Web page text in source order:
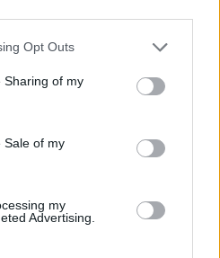
app uses one or more Google
behaviour. You may click to
and its third-party tags to
purposes in below Google
Opt Outs
Sharing of my
Sale of my
my
Advertising.